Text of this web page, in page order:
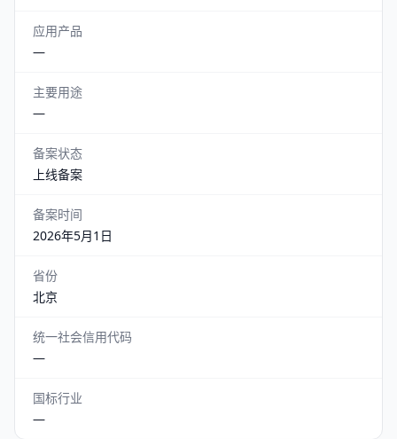
应用产品
—
主要用途
—
备案状态
上线备案
备案时间
2026年5月1日
省份
北京
统一社会信用代码
—
国标行业
—